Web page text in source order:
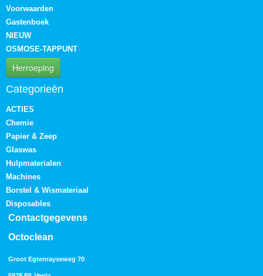
Voorwaarden
Gastenboek
NIEUW
OSMOSE-TAPPUNT
Herroeping
Categorieën
ACTIES
Chemie
Papier & Zeep
Glaswas
Hulpmaterialen
Machines
Borstel & Wismateriaal
Disposables
Contactgegevens
Octoclean
Groot Egtenrayseweg 70